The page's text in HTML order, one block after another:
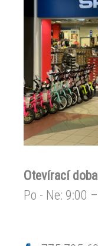
Otevírací
Po - Ne: 9:00